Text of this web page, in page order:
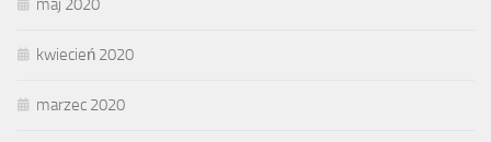
maj 2020
kwiecień 2020
marzec 2020